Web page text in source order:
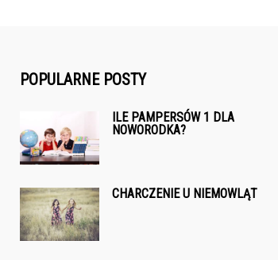
POPULARNE POSTY
ILE PAMPERSÓW 1 DLA
NOWORODKA?
CHARCZENIE U NIEMOWLĄT